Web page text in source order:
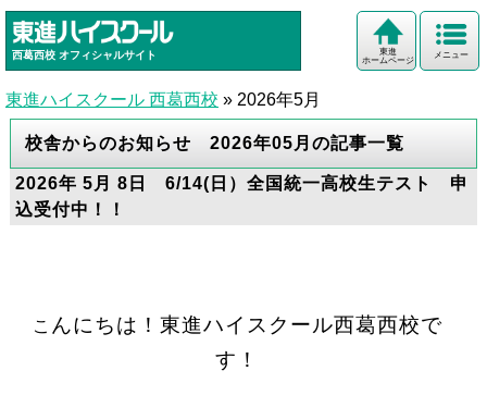
西葛西校 オフィシャルサイト メニュー
東進
ホームページ
東進ハイスクール 西葛西校 » 2026年5月
校舎からのお知らせ 2026年05月の記事一覧
2026年 5月 8日 6/14(日）全国統一高校生テスト 申
込受付中！！
こ んにちは！東進ハイスクール西葛西校で
す！